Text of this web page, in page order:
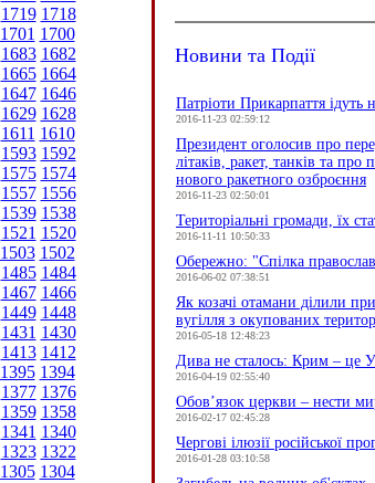
1719 1718
1701 1700
1683 1682
1665 1664
1647 1646
1629 1628
1611 1610
1593 1592
1575 1574
1557 1556
1539 1538
1521 1520
1503 1502
1485 1484
1467 1466
1449 1448
1431 1430
1413 1412
1395 1394
1377 1376
1359 1358
1341 1340
1323 1322
1305 1304
Новини та Події
Патріоти Прикарпаття ідуть
2016-11-23 02:59:12
Президент оголосив про
літаків, ракет, танків та про
нового ракетного озброєння
2016-11-23 02:50:01
Територіальні громади, їх
2016-11-11 10:50:33
Обережно: "Спілка
2016-06-02 07:38:51
Як козачі отамани ділили
вугілля з окупованих
2016-05-18 12:48:23
Дива не сталось: Крим – це
2016-04-19 02:55:40
Обов’язок церкви – нести
2016-02-17 02:45:28
Чергові ілюзії російської
2016-01-28 03:10:58